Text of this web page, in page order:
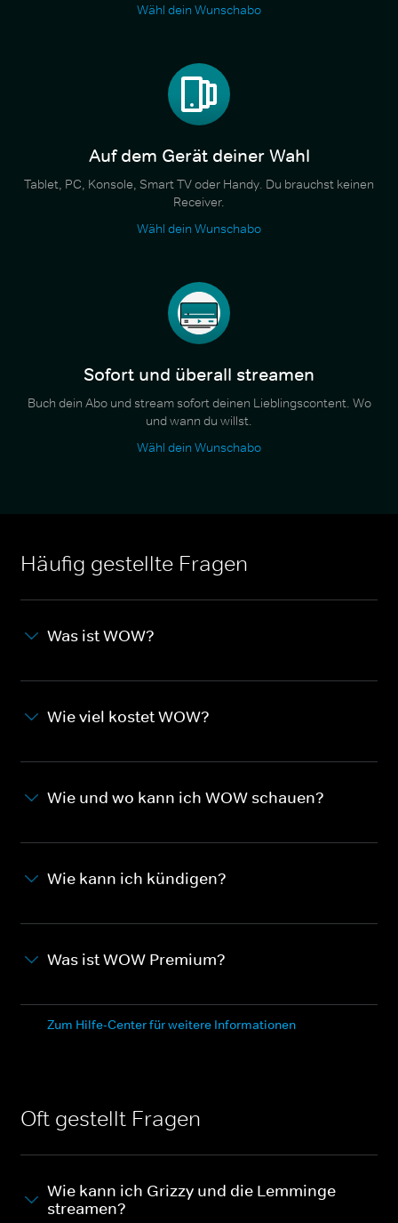
Wähl dein Wunschabo
Auf dem Gerät deiner Wahl
Tablet, PC, Konsole, Smart TV oder Handy. Du brauchst keinen
Receiver.
Wähl dein Wunschabo
Sofort und überall streamen
Buch dein Abo und stream sofort deinen Lieblingscontent. Wo
und wann du willst.
Wähl dein Wunschabo
Häufig gestellte Fragen
Was ist WOW?
Wie viel kostet WOW?
Wie und wo kann ich WOW schauen?
Wie kann ich kündigen?
Was ist WOW Premium?
Zum Hilfe-Center für weitere Informationen
Oft gestellt Fragen
Wie kann ich Grizzy und die Lemminge
streamen?